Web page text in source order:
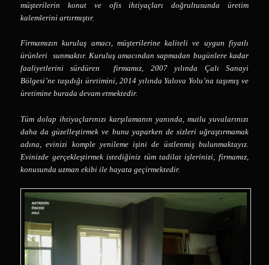
müşterilerin konut ve ofis ihtiyaçları doğrultusunda üretim
kalemlerini artırmıştır.
Firmamızın kuruluş amacı, müşterilerine kaliteli ve uygun fiyatlı
ürünleri sunmaktır. Kuruluş amacından sapmadan bugünlere kadar
faaliyetlerini sürdüren firmamız, 2007 yılında Çalı Sanayi
Bölgesi’ne taşıdığı üretimini, 2014 yılında Yalova Yolu’na taşımış ve
üretimine burada devam etmektedir.
Tüm dolap ihtiyaçlarınızı karşılamanın yanında, mutlu yuvalarınızı
daha da güzelleştirmek ve bunu yaparken de sizleri uğraştırmamak
adına, evinizi komple yenileme işini de üstlenmiş bulunmaktayız.
Evinizde gerçekleştirmek istediğiniz tüm tadilat işlerinizi, firmamız,
konusunda uzman ekibi ile hayata geçirmektedir.